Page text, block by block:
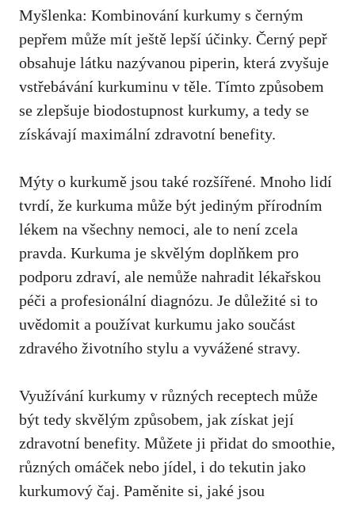
Myšlenka: Kombinování⁣ kurkumy s černým
pepřem může mít ještě lepší účinky. Černý pepř
obsahuje ​látku nazývanou piperin, která zvyšuje
vstřebávání‌ kurkuminu v ​těle.​ Tímto ‌způsobem
se zlepšuje ⁣biodostupnost kurkumy, a tedy⁢ se
získávají ⁤maximální zdravotní benefity.
Mýty o ⁣kurkumě⁤ jsou také rozšířené. Mnoho ​lidí
tvrdí, že kurkuma může být jediným přírodním
lékem na všechny⁤ nemoci, ale⁢ to není zcela ​
pravda. Kurkuma je skvělým doplňkem ⁢pro‍
podporu zdraví, ale nemůže nahradit⁣ lékařskou ​
péči a profesionální diagnózu. Je důležité si to
⁣uvědomit a používat kurkumu⁢ jako⁤ součást
zdravého životního stylu⁢ a vyvážené stravy.
Využívání kurkumy‍ v různých⁣ receptech ⁤může
být tedy skvělým způsobem, jak získat ‌její
⁣zdravotní benefity. ⁣Můžete ji ⁢přidat do smoothie,
různých omáček nebo jídel, ⁢i do ⁣tekutin jako
kurkumový čaj. Paměnite si, jaké⁤ jsou